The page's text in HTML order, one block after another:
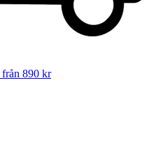
från 890 kr